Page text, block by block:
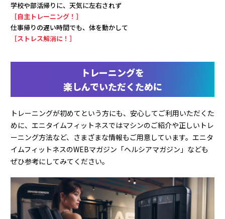
学校や部活帰りに、天気に左右されず
［自主トレーニング！］
仕事帰りの遅い時間でも、体を動かして
［ストレス解消に！］
トレーニングを
楽しんでいただくために
トレーニングが初めてという方にも、安心してご利用いただくた
めに、エニタイムフィットネスではマシンのご紹介や正しいトレ
ーニング方法など、さまざまな情報もご用意しています。エニタ
イムフィットネスのWEBマガジン「ヘルシアマガジン」なども
ぜひ参考にしてみてください。